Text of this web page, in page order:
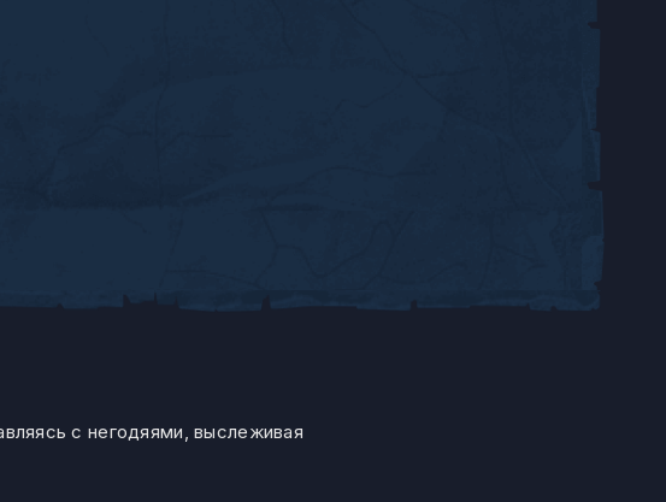
с негодяями, выслеживая